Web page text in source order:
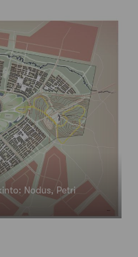
Nodus, Petri